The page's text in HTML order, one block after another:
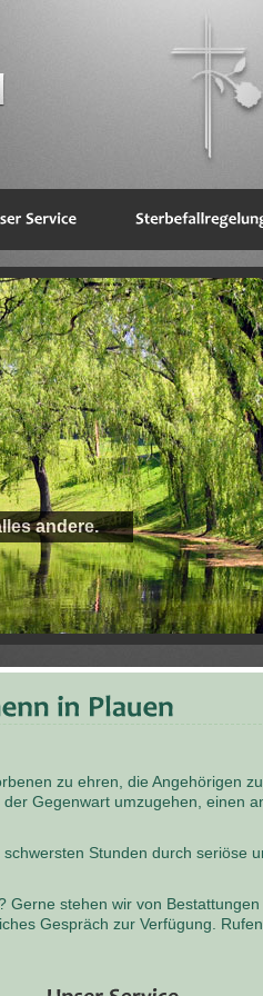
andere.
zu ehren, die Angehörigen
Gegenwart umzugehen, einen
Stunden durch seriöse
Gerne stehen wir von
Gespräch zur Verfügung.